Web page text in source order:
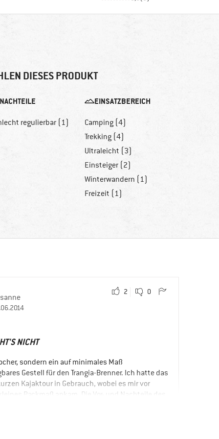
DIESES PRODUKT
NACHTEILE
regulierbar (1)
EINSATZBEREICH
Camping (4)
Trekking (4)
Ultraleicht (3)
Einsteiger (2)
Winterwandern (1)
Freizeit (1)
2 0
NICHT
sondern ein auf minimales Maß
Gestell für den Trangia-Brenner. Ich hatte das
Kajaktour in Gebrauch, wobei es mir vor
Packmaß ankam. Die Vor- und Nachteile des